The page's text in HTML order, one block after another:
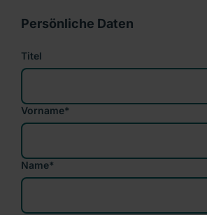
Persönliche Daten
Titel
Vorname*
Name*